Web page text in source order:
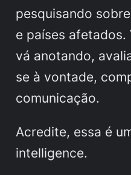
pesquisando
e países
vá anotando,
se à vontade,
comunicação.
Acredite, essa é
intelligence.